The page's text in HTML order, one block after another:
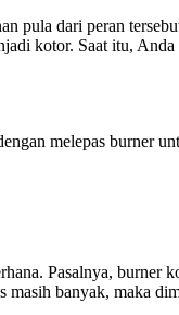
dari peran
kotor. Saat itu,
melepas burner
Pasalnya, burner
banyak, maka